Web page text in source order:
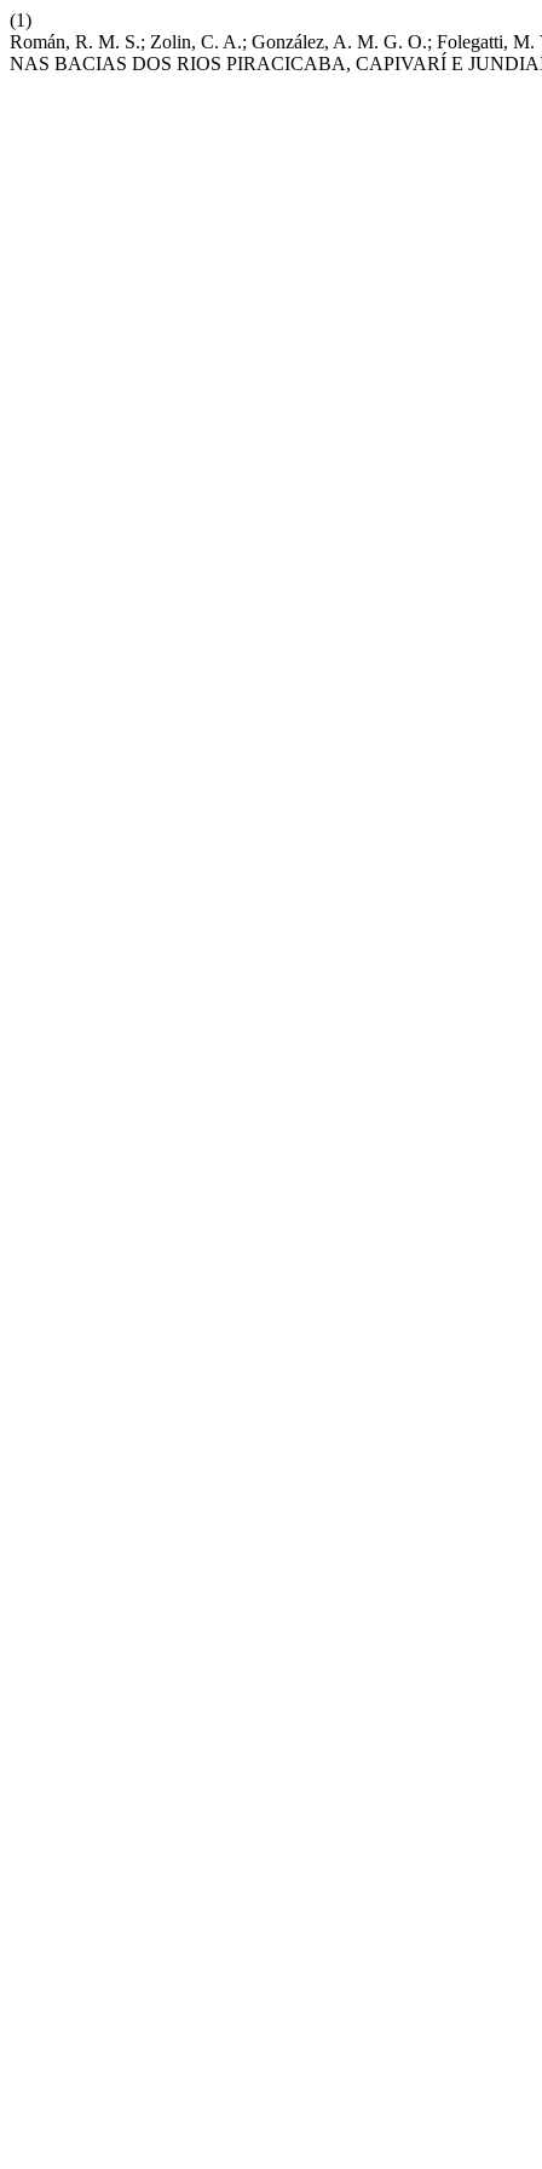
(1)
Román, R. M. S.; Zolin, C. A.; González, A. M. G. O.; Folegatti,
NAS BACIAS DOS RIOS PIRACICABA, CAPIVARÍ E